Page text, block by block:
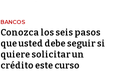
BANCOS
Conozca los seis pasos
que usted debe seguir si
quiere solicitar un
crédito este curso